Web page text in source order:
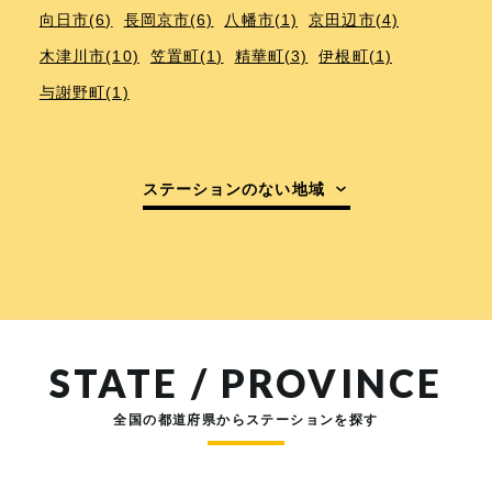
向日市(6) 長岡京市(6) 八幡市(1) 京田辺市(4)
木津川市(10) 笠置町(1) 精華町(3) 伊根町(1)
与謝野町(1)
ステーションのない地域
STATE / PROVINCE
全国の都道府県からステーションを探す